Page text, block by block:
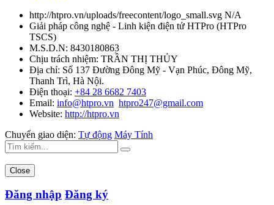
http://htpro.vn/uploads/freecontent/logo_small.svg N/A
Giải pháp công nghệ - Linh kiện điện tử HTPro (HTPro
TSCS)
M.S.D.N: 8430180863
Chịu trách nhiệm: TRẦN THỊ THỦY
Địa chỉ: Số 137 Đường Đông Mỹ - Vạn Phúc, Đông Mỹ,
Thanh Trì, Hà Nội.
Điện thoại: +84 28 6682 7403
Email: info@htpro.vn htpro247@gmail.com
Website: http://htpro.vn
Chuyển giao diện: Tự động Máy Tính
Close
Đăng nhập Đăng ký